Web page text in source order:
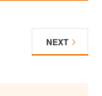
NEXT